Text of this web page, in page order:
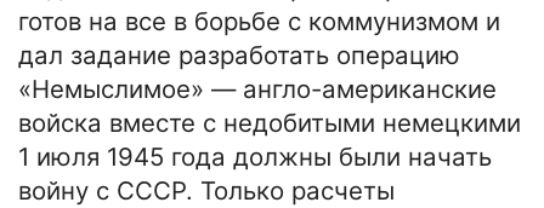
готов на все в борьбе с коммунизмом и
дал задание разработать операцию
«Немыслимое» — англо-американские
войска вместе с недобитыми немецкими
1 июля 1945 года должны были начать
войну с СССР. Только расчеты